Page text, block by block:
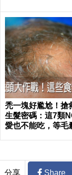
禿一塊好尷尬！搶
生髮密碼：這7類
愛也不能吃，等毛
分享 Share